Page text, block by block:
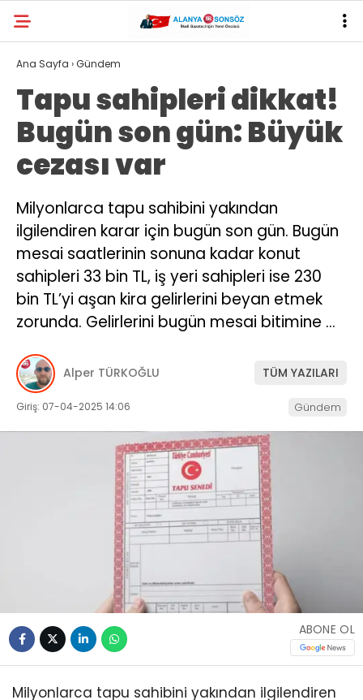
28.1°
Ana Sayfa ›Gündem
Tapu sahipleri dikkat!
Bugün son gün: Büyük
cezası var
Milyonlarca tapu sahibini yakından
ilgilendiren karar için bugün son gün. Bugün
mesai saatlerinin sonuna kadar konut
sahipleri 33 bin TL, iş yeri sahipleri ise 230
bin TL’yi aşan kira gelirlerini beyan etmek
zorunda. Gelirlerini bugün mesai bitimine …
Alper TÜRKOĞLU TÜM YAZILARI
Giriş: 07-04-2025 14:06 Gündem
ABONE OL
Milyonlarca tapu sahibini yakından ilgilendiren